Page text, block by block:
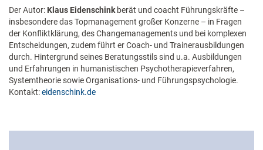
Der Autor: Klaus Eidenschink berät und coacht Führungskräfte –
insbesondere das Topmanagement großer Konzerne – in Fragen
der Konfliktklärung, des Changemanagements und bei komplexen
Entscheidungen, zudem führt er Coach- und Trainerausbildungen
durch. Hintergrund seines Beratungsstils sind u.a. Ausbildungen
und Erfahrungen in humanistischen Psychotherapieverfahren,
Systemtheorie sowie Organisations- und Führungspsychologie.
Kontakt:eidenschink.de